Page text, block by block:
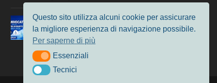
Europei di Nuoto, i convocati per Parigi 2026
3 Lug 2026|Nuoto
Questo sito utilizza alcuni cookie per assicurare
la migliore esperienza di navigazione possibile.
Per saperne di più
EssenzialiEssenziali
TecniciTecnici